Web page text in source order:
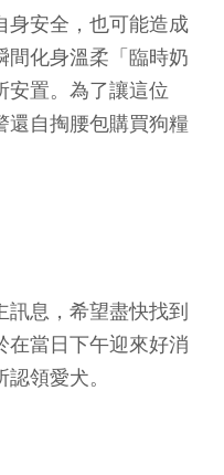
身安全，也可能造成
間化身溫柔「臨時奶
安置。為了讓這位
還自掏腰包購買狗糧
訊息，希望盡快找到
在當日下午迎來好消
領愛犬。